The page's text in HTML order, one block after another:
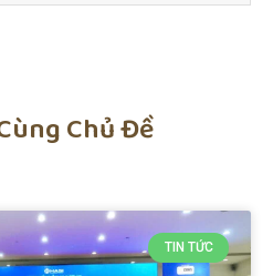
Chủ Đề
TIN TỨC